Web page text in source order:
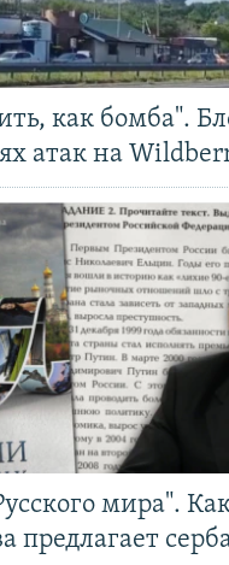
как бомба".
атак на
мира".
предлагает